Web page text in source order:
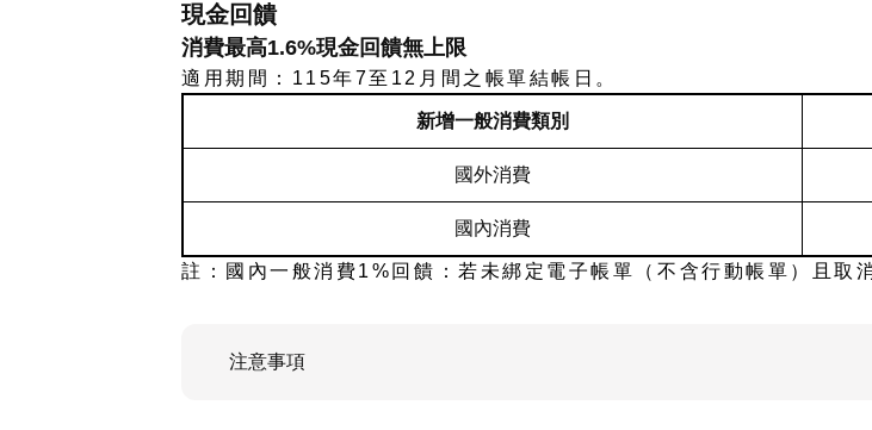
現金回饋
消費最高1.6%現金回饋無上限
適用期間：115年7至12月間之帳單結帳日。
新增一般消費類別
國外消費
國內消費
註：國內一般消費1%回饋：若未綁定電子帳單（不含行動帳單）且取
注意事項